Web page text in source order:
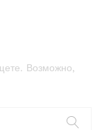
Возможно,